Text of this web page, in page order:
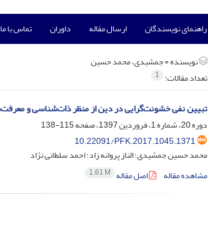
راهنمای نویسندگان ارسال مقاله داوران تماس با ما
نویسنده =جمشیدی، محمد حسین
تعداد مقالات: 1
تبیین نفی خشونت‌‌گرایی در دین از منظر ذات‌شناسی و
دوره 20، شماره 1، فروردین 1397، صفحه
115-138
10.22091/PFK.2017.1045.1371
محمد حسین جمشیدی؛ الناز پروانه زاد؛ احمد سلطانی نژاد
مشاهده مقاله
اصل مقاله 1.61 M